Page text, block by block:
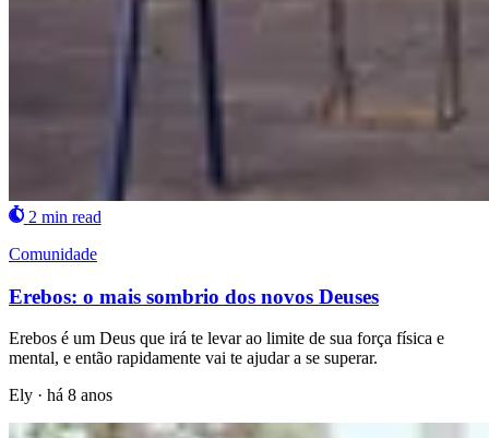
2 min read
Comunidade
Erebos: o mais sombrio dos novos Deuses
Erebos é um Deus que irá te levar ao limite de sua força física e
mental, e então rapidamente vai te ajudar a se superar.
Ely · há 8 anos